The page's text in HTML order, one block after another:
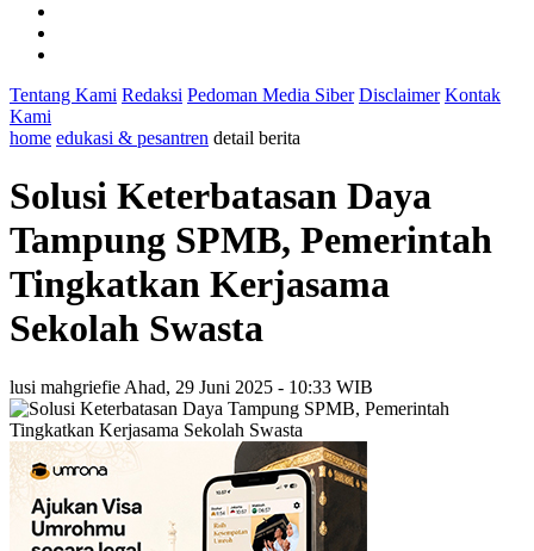
Tentang Kami Redaksi Pedoman Media Siber Disclaimer Kontak
Kami
home edukasi & pesantren detail berita
Solusi Keterbatasan Daya
Tampung SPMB, Pemerintah
Tingkatkan Kerjasama
Sekolah Swasta
lusi mahgriefie Ahad, 29 Juni 2025 - 10:33 WIB